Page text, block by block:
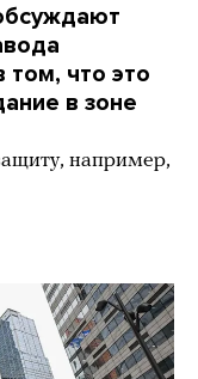
том, что это
в зоне
например,